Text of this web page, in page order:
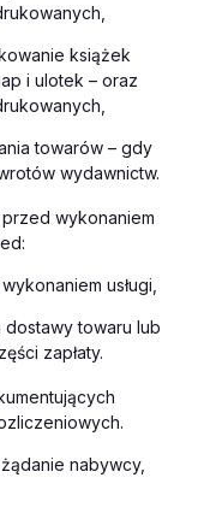
książek
i ulotek – oraz
towarów – gdy
wydawnictw.
wykonaniem
usługi,
towaru lub
zapłaty.
nabywcy,